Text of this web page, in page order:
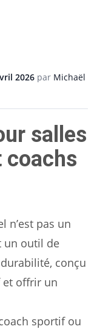
2026 par Michaël
salles
coachs
n’est pas un
un outil de
conçu
et offrir un
sportif ou